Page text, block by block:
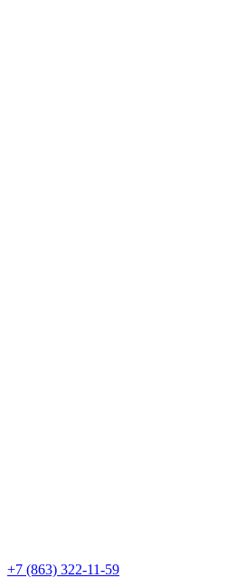
+7 (863) 322-11-59